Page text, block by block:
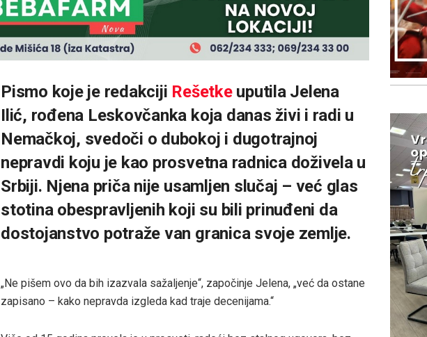
Pismo koje je redakciji Rešetkeuputila Jelena
Ilić, rođena Leskovčanka koja danas živi i radi u
Nemačkoj, svedoči o dubokoj i dugotrajnoj
nepravdi koju je kao prosvetna radnica doživela u
Srbiji. Njena priča nije usamljen slučaj – već glas
stotina obespravljenih koji su bili prinuđeni da
dostojanstvo potraže van granica svoje zemlje.
„Ne pišem ovo da bih izazvala sažaljenje“, započinje Jelena, „već da ostane
zapisano – kako nepravda izgleda kad traje decenijama.“